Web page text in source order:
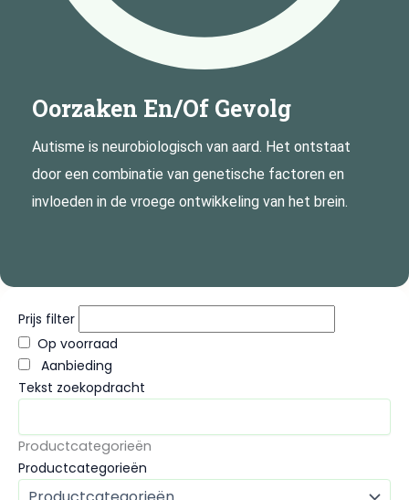
Oorzaken En/of Gevolg
Autisme is neurobiologisch van aard. Het ontstaat
door een combinatie van genetische factoren en
invloeden in de vroege ontwikkeling van het brein.
Prijs filter
Op voorraad
Aanbieding
Tekst zoekopdracht
Productcategorieën
Productcategorieën